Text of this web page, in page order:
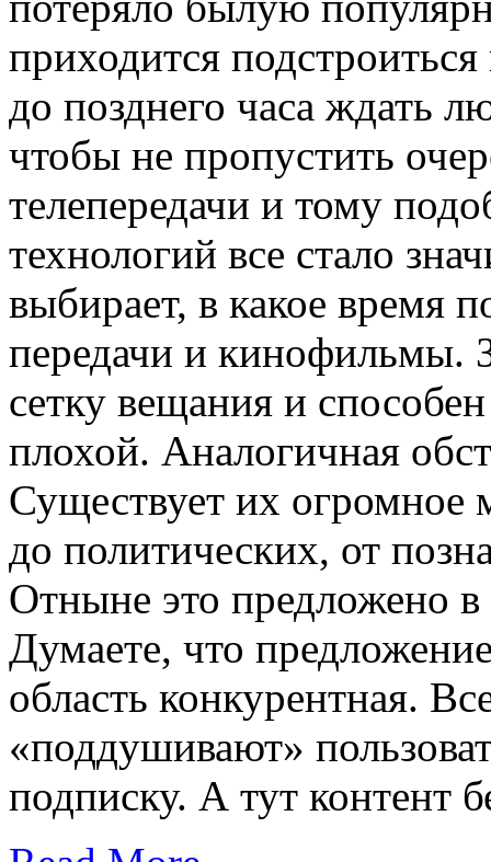
приходится
до позднего часа ждать
чтобы не пропустить
телепередачи и тому
технологий все стало
выбирает, в какое время
передачи и кинофильмы.
сетку вещания и
плохой. Аналогичная
Существует их огромное
до политических, от
Отныне это предложено в
Думаете, что
область конкурентная.
«поддушивают»
подписку. А тут контент